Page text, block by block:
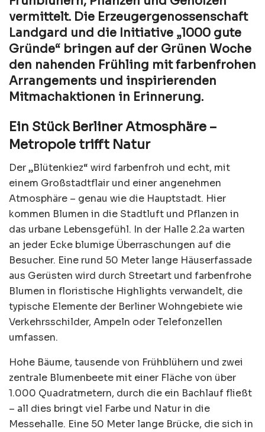
vermittelt. Die Erzeugergenossenschaft
Landgard und die Initiative „1000 gute
Gründe“ bringen auf der Grünen Woche
den nahenden Frühling mit farbenfrohen
Arrangements und inspirierenden
Mitmachaktionen in Erinnerung.
Ein Stück Berliner Atmosphäre –
Metropole trifft Natur
Der „Blütenkiez“ wird farbenfroh und echt, mit
einem Großstadtflair und einer angenehmen
Atmosphäre – genau wie die Hauptstadt. Hier
kommen Blumen in die Stadtluft und Pflanzen in
das urbane Lebensgefühl. In der Halle 2.2a warten
an jeder Ecke blumige Überraschungen auf die
Besucher. Eine rund 50 Meter lange Häuserfassade
aus Gerüsten wird durch Streetart und farbenfrohe
Blumen in floristische Highlights verwandelt, die
typische Elemente der Berliner Wohngebiete wie
Verkehrsschilder, Ampeln oder Telefonzellen
umfassen.
Hohe Bäume, tausende von Frühblühern und zwei
zentrale Blumenbeete mit einer Fläche von über
1.000 Quadratmetern, durch die ein Bachlauf fließt
– all dies bringt viel Farbe und Natur in die
Messehalle. Eine 50 Meter lange Brücke, die sich in